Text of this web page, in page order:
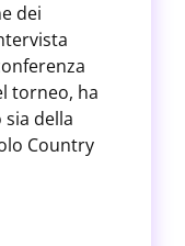
dei
torneo, ha
della
Country